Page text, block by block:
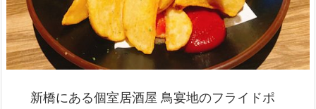
新橋にある個室居酒屋 鳥宴地のフライドポ